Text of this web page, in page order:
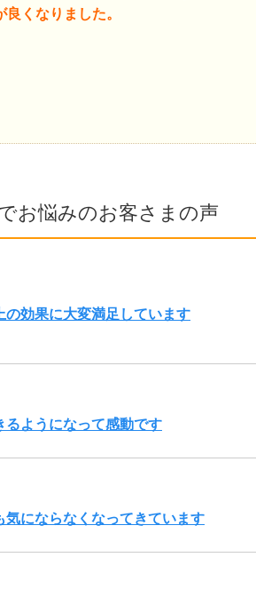
くなりました。
お悩みのお客さまの声
効果に大変満足しています
るようになって感動です
にならなくなってきています